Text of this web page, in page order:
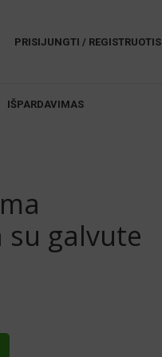
PRISIJUNGTI / REGISTRUOTIS
IŠPARDAVIMAS
galvute